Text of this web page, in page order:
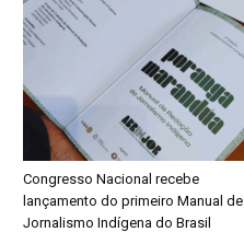
Congresso Nacional recebe
lançamento do primeiro Manual de
Jornalismo Indígena do Brasil